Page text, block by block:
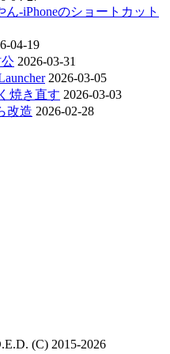
-iPhoneのショートカット
04-19
2026-03-31
2026-03-05
焼き直す 2026-03-03
改造 2026-02-28
(C) 2015-2026